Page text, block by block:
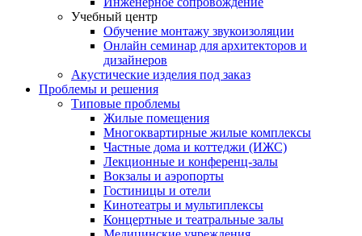
Учебный центр
Обучение монтажу звукоизоляции
Онлайн семинар для архитекторов и
дизайнеров
Акустические изделия под заказ
Проблемы и решения
Типовые проблемы
Жилые помещения
Многоквартирные жилые комплексы
Частные дома и коттеджи (ИЖС)
Лекционные и конференц-залы
Вокзалы и аэропорты
Гостиницы и отели
Кинотеатры и мультиплексы
Концертные и театральные залы